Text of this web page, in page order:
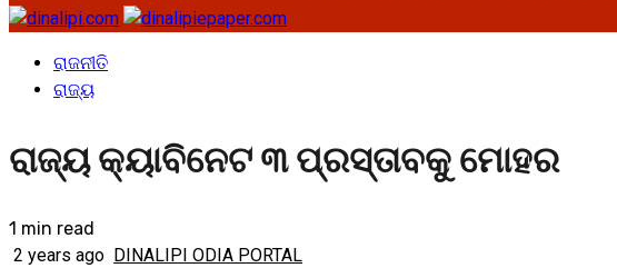
ରାଜନୀତି
ରାଜ୍ୟ
ରାଜ୍ୟ କ୍ୟାବିନେଟ ୩ ପ୍ରସ୍ତାବକୁ ମୋହର
1 min read
2 years ago DINALIPI ODIA PORTAL